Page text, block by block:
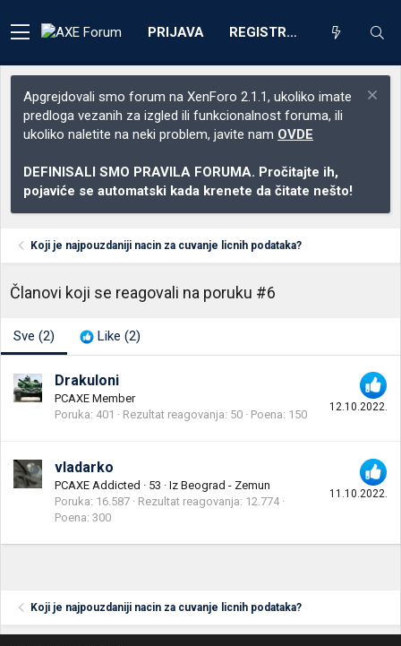
PRIJAVA REGISTRACIJA
Apgrejdovali smo forum na XenForo 2.1.1, ukoliko imate
predloga vezanih za izgled ili funkcionalnost foruma, ili
ukoliko naletite na neki problem, javite nam OVDE
DEFINISALI SMO PRAVILA FORUMA. Pročitajte ih,
pojaviće se automatski kada krenete da čitate nešto!
Koji je najpouzdaniji nacin za cuvanje licnih podataka?
Članovi koji se reagovali na poruku #6
Sve (2) Like (2)
12.10.2022.
Drakuloni
PCAXE Member
Poruka 401 Rezultat reagovanja 50 Poena 150
11.10.2022.
vladarko
PCAXE Addicted · 53 · Iz Beograd - Zemun
Poruka 16.587 Rezultat reagovanja 12.774
Poena 300
Koji je najpouzdaniji nacin za cuvanje licnih podataka?